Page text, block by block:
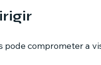
pode comprometer a